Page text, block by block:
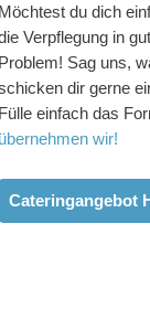
Möchtest du dich
Verpflegung in
Problem! Sag uns,
dir gerne
Fülle einfach das
übernehmen wir!
Cateringangebot